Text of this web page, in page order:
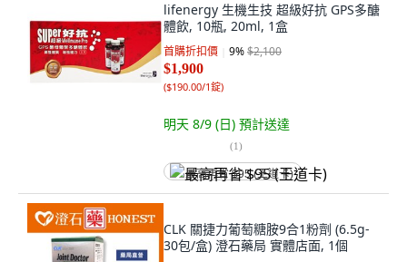
lifenergy 生機生技 超級好抗 GPS多醣
體飲, 10瓶, 20ml, 1盒
首購折扣價 9%$2,100
$1,900
($190.00/1錠)
明天 8/9 (日) 預計送達
(1)
最高再省 $95 (王道卡)
CLK 關捷力葡萄糖胺9合1粉劑 (6.5g-
30包/盒) 澄石藥局 實體店面, 1個